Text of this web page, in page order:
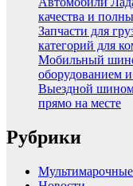
качества и
Запчасти для
категорий для
Мобильный
оборудованием и
Выездной
прямо на месте
Рубрики